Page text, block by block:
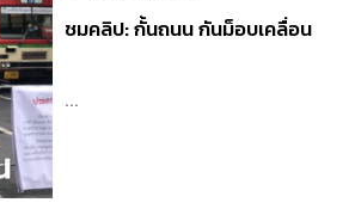
ชมคลิป: กั้นถนน กันม็อบเคลื่อน
...